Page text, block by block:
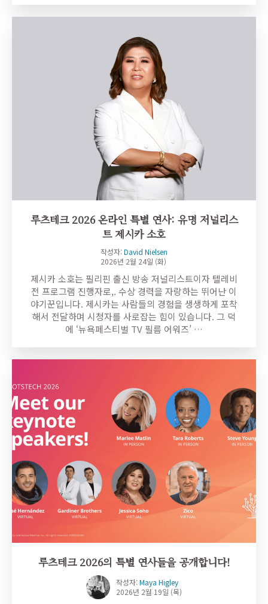
루츠테크 2026 온라인 특별 연사: 유명 저널리스
트 제시카 소호
작성자:David Nielsen
2026년 2월 24일 (화)
제시카 소호는 필리핀 출신 방송 저널리스트이자 텔레비
전 프로그램 진행자로,. 수상 경력을 자랑하는 뛰어난 이
야기꾼입니다. 제시카는 사람들의 경험을 생생하게 포착
해서 전달하며 시청자를 사로잡는 힘이 있습니다. 그 덕
에 ‘뉴욕페스티벌 TV 필름 어워즈’ …
루츠테크 2026의 특별 연사들을 공개합니다!
작성자:Maya Higley
2026년 2월 19일 (목)